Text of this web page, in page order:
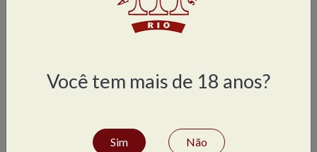
Você tem mais de 18 anos?
Sim Não